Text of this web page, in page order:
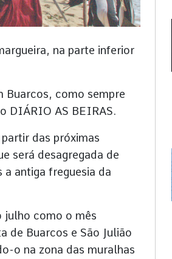
na parte inferior
Buarcos, como sempre
DIÁRIO AS BEIRAS.
das próximas
será desagregada de
a antiga freguesia da
julho como o mês
de Buarcos e São Julião
o na zona das muralhas